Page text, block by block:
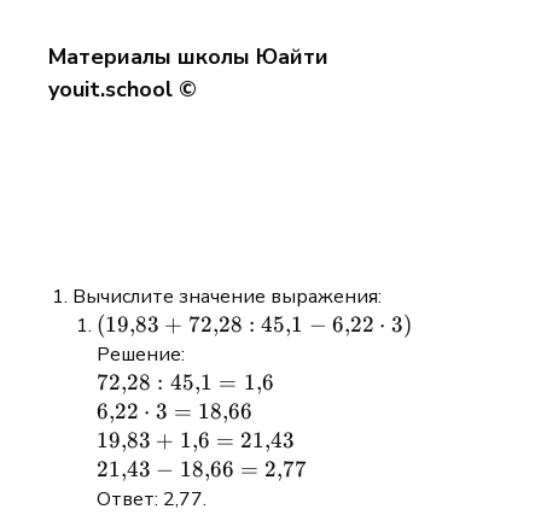
Материалы школы Юайти
youit.school ©
Вычислите значение выражения:
(19{,}83
+
72{,}28
: 45{,}1
- 6{,}22
\cdot 3)
(19,83 + 72,28 : 45,1 − 6,22 ⋅ 3)
Решение:
72{,}28
: 45{,}1
= 1{,}6
72,28 : 45,1 = 1,6
6{,}22
\cdot 3
=
18{,}66
6,22 ⋅ 3 = 18,66
19{,}83
+ 1{,}6
=
19,83 + 1,6 = 21,43
21{,}43
-
21,43 − 18,66 = 2,77
Ответ: 2,77.